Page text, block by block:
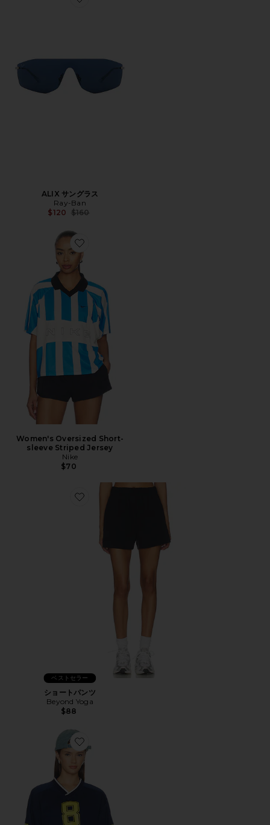
Favorite ALIX サングラス
ALIX サングラス
Ray-Ban
$120 Previous price:
$160
Favorite Women's Oversized Short-sleeve Striped
Women's Oversized Short-
sleeve Striped Jersey
Nike
$70
Favorite ショートパンツ
ベストセラー
ショートパンツ
Beyond Yoga
$88